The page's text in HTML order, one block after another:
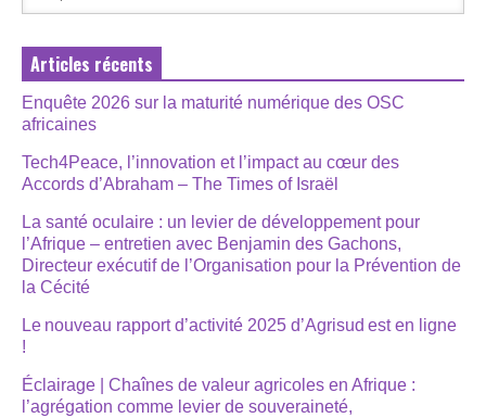
Articles récents
Enquête 2026 sur la maturité numérique des OSC
africaines
Tech4Peace, l’innovation et l’impact au cœur des
Accords d’Abraham – The Times of Israël
La santé oculaire : un levier de développement pour
l’Afrique – entretien avec Benjamin des Gachons,
Directeur exécutif de l’Organisation pour la Prévention de
la Cécité
Le nouveau rapport d’activité 2025 d’Agrisud est en ligne
!
Éclairage | Chaînes de valeur agricoles en Afrique :
l’agrégation comme levier de souveraineté,